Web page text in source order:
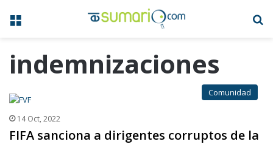
Menú
indemnizaciones
Comunidad
14 Oct, 2022
FIFA sanciona a dirigentes corruptos de la